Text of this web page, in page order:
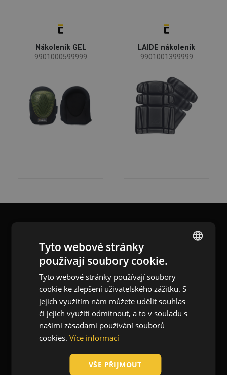
Pohlaví
Pánské
Nákoleník GEL
9901000599999
LAIDE nákoleník
9901001399999
Kontakt
O nás
Newsletter
ENGLISH
CZECH
HUNGARIAN
SLOVAK
ROMANIAN
Tyto webové stránky
používají soubory cookie.
Tyto webové stránky používají soubory
cookie ke zlepšení uživatelského zážitku. S
jejich využitím nám můžete udělit souhlas
či jejich využití odmítnout, a to v souladu s
našimi zásadami používání souborů
cookies. Více informací
VŠE PŘIJMOUT